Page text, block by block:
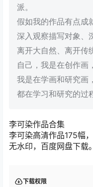
派。
假如我的作品有点成
深入观察描写对象、
离开大自然、离开传
自己，我是在创作画
我是在学画和研究画
都在学习和研究的
李可染作品合集
李可染高清作品175幅
无水印，百度网盘下载。
下载权限